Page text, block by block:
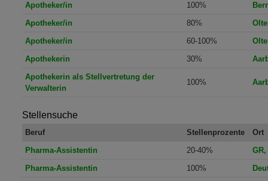
Apotheker/in
100%
Apotheker/in
80%
Apotheker/in
60-100%
Apothekerin
30%
Apothekerin als Stellvertretung der
Verwalterin
100%
Stellensuche
Beruf Stellenprozente
Ort
Pharma-Assistentin
20-40%
GR,
Pharma-Assistentin
100%